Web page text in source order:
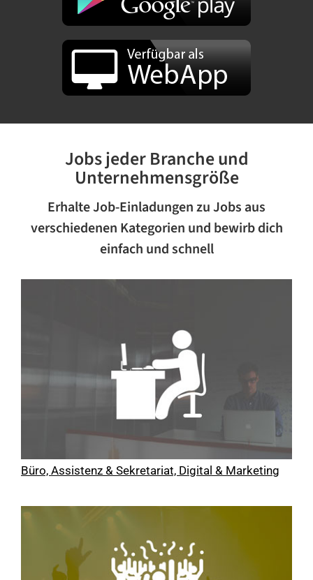
Jobs jeder Branche und
Unternehmensgröße
Erhalte Job-Einladungen zu Jobs aus
verschiedenen Kategorien und bewirb dich
einfach und schnell
Büro, Assistenz & Sekretariat, Digital & Marketing